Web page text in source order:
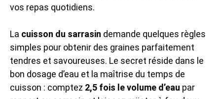
vos repas quotidiens.
La cuisson du sarrasin demande quelques règles
simples pour obtenir des graines parfaitement
tendres et savoureuses. Le secret réside dans le
bon dosage d’eau et la maîtrise du temps de
cuisson : comptez 2,5 fois le volume d’eau par